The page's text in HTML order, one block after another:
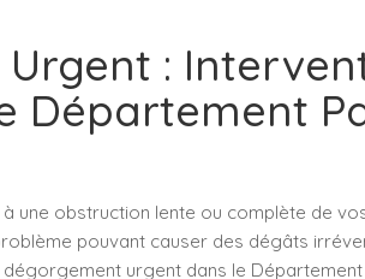
:
Département
une obstruction lente ou complète de
pouvant causer des dégâts
urgent dans le